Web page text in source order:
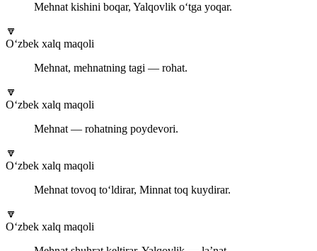
Mehnat kishini boqar, Yalqovlik o‘tga yoqar.
🔽
O‘zbek xalq maqoli
Mehnat, mehnatning tagi — rohat.
🔽
O‘zbek xalq maqoli
Mehnat — rohatning poydevori.
🔽
O‘zbek xalq maqoli
Mehnat tovoq to‘ldirar, Minnat toq kuydirar.
🔽
O‘zbek xalq maqoli